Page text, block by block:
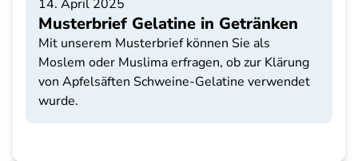
14. April 2025
Musterbrief Gelatine in Getränken
Mit unserem Musterbrief können Sie als
Moslem oder Muslima erfragen, ob zur Klärung
von Apfelsäften Schweine-Gelatine verwendet
wurde.